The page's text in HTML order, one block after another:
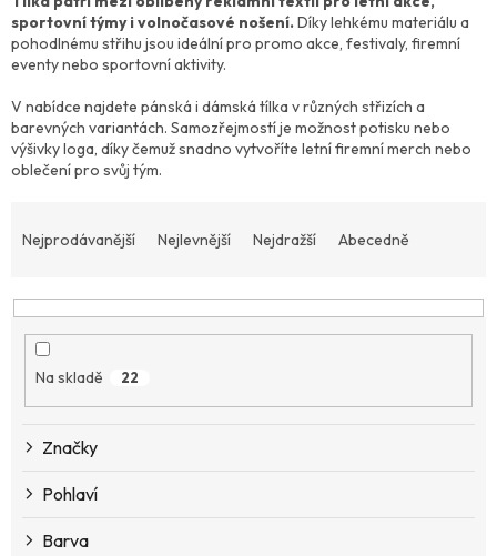
sportovní týmy i volnočasové nošení.Díky lehkému materiálu a
pohodlnému střihu jsou ideální pro promo akce, festivaly, firemní
eventy nebo sportovní aktivity.
V nabídce najdete pánská i dámská tílka v různých střizích a
barevných variantách. Samozřejmostí je možnost potisku nebo
výšivky loga, díky čemuž snadno vytvoříte letní firemní merch nebo
oblečení pro svůj tým.
a
n
Nejprodávanější Nejlevnější Nejdražší Abecedně
Na skladě 22
Značky
Pohlaví
Barva